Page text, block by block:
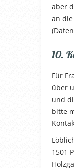
aber
an
10.
Für
über
und
bitte
1501